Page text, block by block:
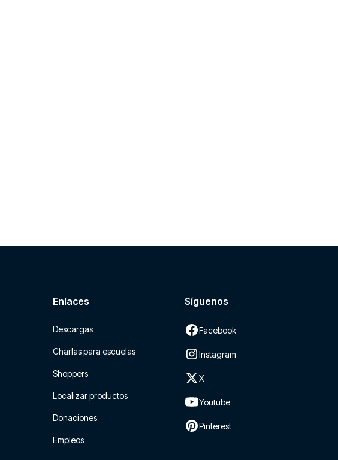
Enlaces
Descargas
Charlas para escuelas
Shoppers
Localizar productos
Donaciones
Empleos
Síguenos
Facebook
Instagram
X
Youtube
Pinterest